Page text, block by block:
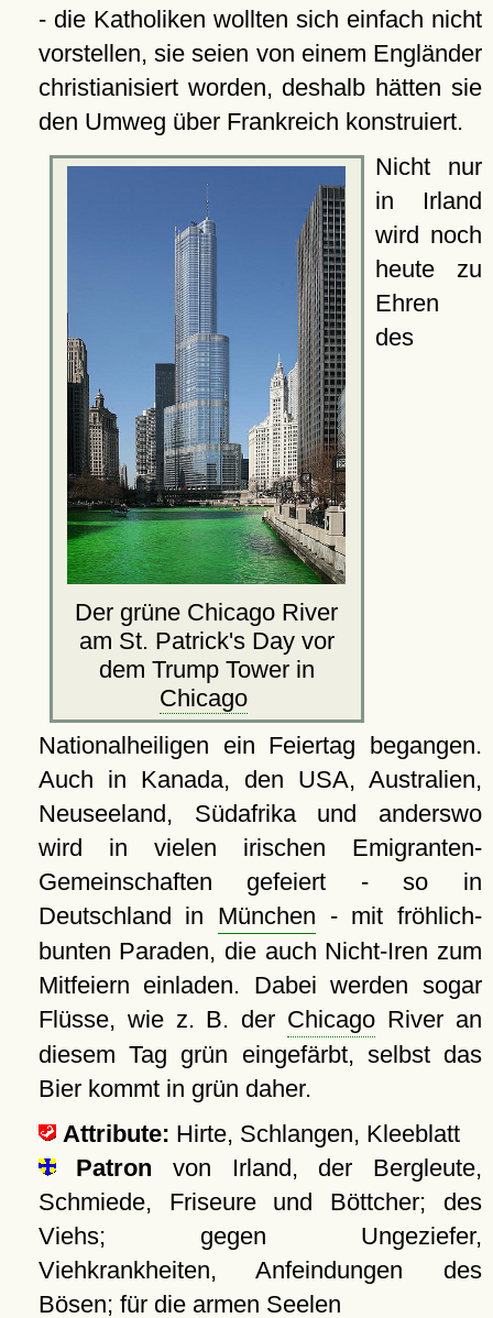
- die Katholiken wollten sich einfach nicht
vorstellen, sie seien von einem Engländer
christianisiert worden, deshalb hätten sie
den Umweg über Frankreich konstruiert.
Der grüne Chicago River
am St. Patrick's Day vor
dem Trump Tower in
Chicago
Nicht nur
in Irland
wird noch
heute zu
Ehren
des
Nationalheiligen ein Feiertag begangen.
Auch in Kanada, den USA, Australien,
Neuseeland, Südafrika und anderswo
wird in vielen irischen Emigranten-
Gemeinschaften gefeiert - so in
Deutschland in München - mit fröhlich-
bunten Paraden, die auch Nicht-Iren zum
Mitfeiern einladen. Dabei werden sogar
Flüsse, wie z. B. der Chicago River an
diesem Tag grün eingefärbt, selbst das
Bier kommt in grün daher.
Attribute: Hirte, Schlangen, Kleeblatt
Patron von Irland, der Bergleute,
Schmiede, Friseure und Böttcher; des
Viehs; gegen Ungeziefer,
Viehkrankheiten, Anfeindungen des
Bösen; für die armen Seelen